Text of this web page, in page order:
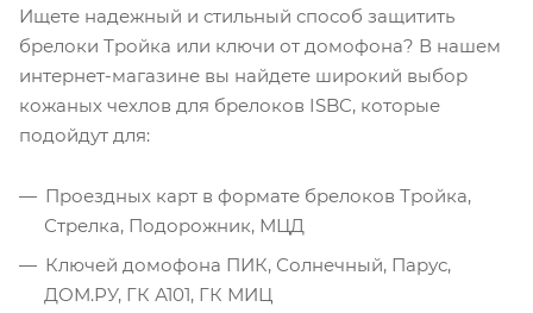
Ищете надежный и стильный способ защитить
брелоки Тройка или ключи от домофона? В нашем
интернет-магазине вы найдете широкий выбор
кожаных чехлов для брелоков ISBC, которые
подойдут для:
Проездных карт в формате брелоков Тройка,
Стрелка, Подорожник, МЦД
Ключей домофона ПИК, Солнечный, Парус,
ДОМ.РУ, ГК А101, ГК МИЦ